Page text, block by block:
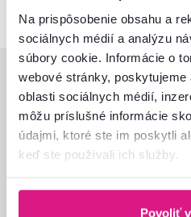
Na prispôsobenie obsahu a
sociálnych médií a analýzu
súbory cookie. Informácie o
webové stránky,
oblasti sociálnych médií,
môžu príslušné informácie
údajmi, ktoré ste im poskytli
keď ste používali ich služby.
Povoliť
Hodnotenia
4,6
Jednoduchosť
Kvalita výrobku
Zodpovedá